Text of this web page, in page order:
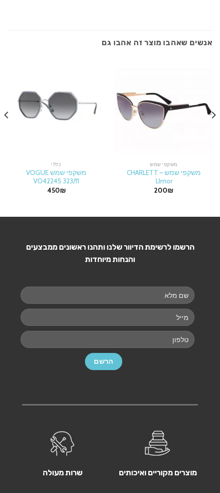
אנשים שאהבו מוצר זה אהבו גם
משקפי שמש
משקפי שמש CHARLETT –
LImor
200₪
כללי
משקפי שמש VOGUE
VO4224S 323/11
450₪
הרשמו לרשימת הדיוור שלנו ותהנו ראשונים ממבצעים
והנחות מיוחדות
מוצרים מקוריים ואיכותים שרות מעולה